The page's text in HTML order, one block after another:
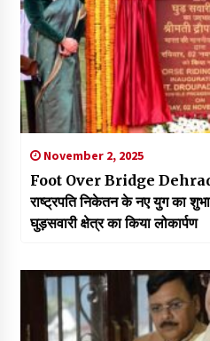
November 2, 2025
Foot Over Bridge
राष्ट्रपति निकेतन के नए युग का
घुड़सवारी क्षेत्र का किया लोकार्पण